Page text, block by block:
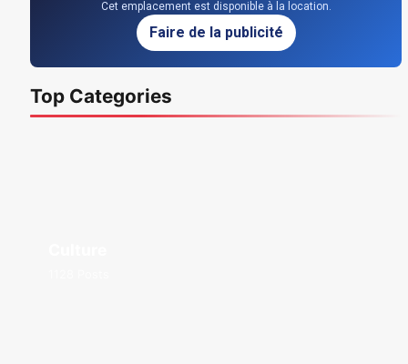
Cet emplacement est disponible à la location.
Faire de la publicité
Top Categories